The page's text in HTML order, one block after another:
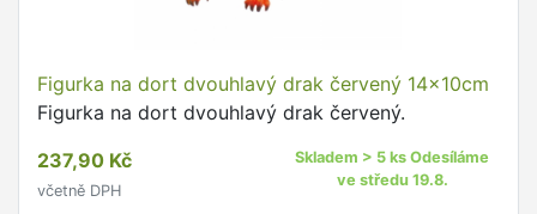
Figurka na dort dvouhlavý drak červený 14x10cm
Figurka na dort dvouhlavý drak červený.
237,90 Kč
včetně DPH
Skladem > 5 ks Odesíláme
ve středu 19.8.